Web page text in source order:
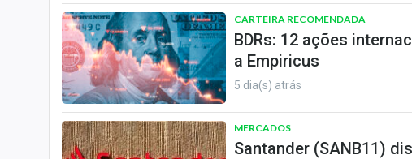
CARTEIRA RECOMENDADA
BDRs: 12 ações
a Empiricus
5 dia(s) atrás
MERCADOS
Santander (SANB11)